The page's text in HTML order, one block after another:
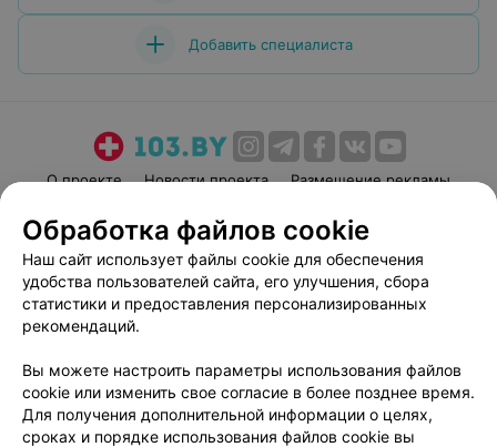
Добавить специалиста
О проекте Новости проекта
Размещение рекламы
Пользовательское соглашение
Способы оплаты
Вакансии
Партнеры
Написать руководителю 103.by
Персональные настройки cookie
Обработка персональных данных
Обработка файлов cookie
Наш сайт использует файлы cookie для обеспечения
удобства пользователей сайта, его улучшения, сбора
статистики и предоставления персонализированных
рекомендаций.
Вы можете настроить параметры использования файлов
cookie или изменить свое согласие в более позднее время.
Для получения дополнительной информации о целях,
сроках и порядке использования файлов cookie вы